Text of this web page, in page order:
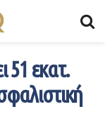
51 εκατ.